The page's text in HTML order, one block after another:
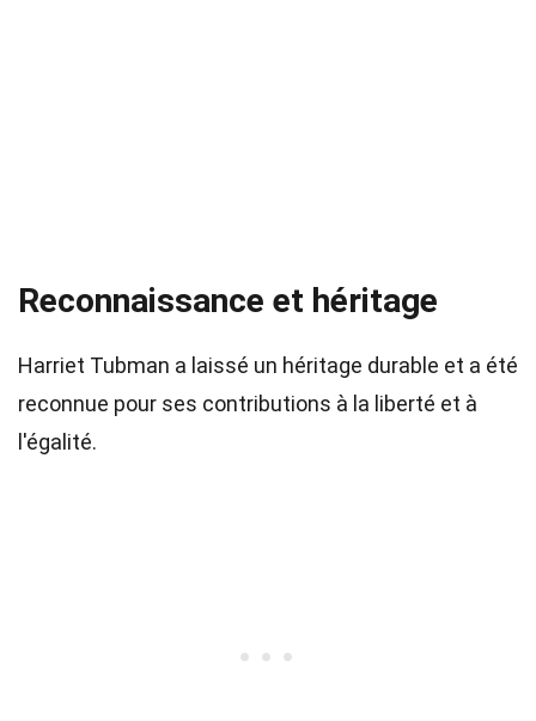
Reconnaissance et héritage
Harriet Tubman a laissé un héritage durable et a été
reconnue pour ses contributions à la liberté et à
l'égalité.